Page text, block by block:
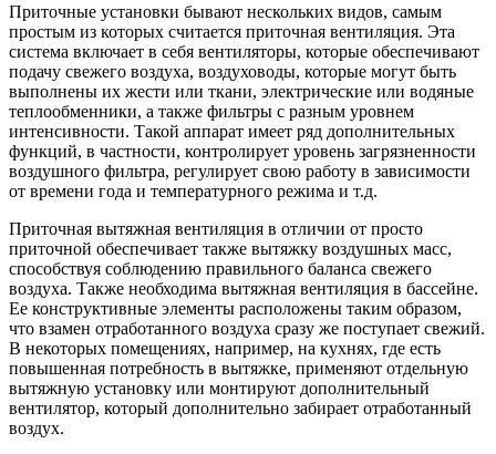
Приточные установки бывают нескольких видов, самым
простым из которых считается приточная вентиляция. Эта
система включает в себя вентиляторы, которые обеспечивают
подачу свежего воздуха, воздуховоды, которые могут быть
выполнены их жести или ткани, электрические или водяные
теплообменники, а также фильтры с разным уровнем
интенсивности. Такой аппарат имеет ряд дополнительных
функций, в частности, контролирует уровень загрязненности
воздушного фильтра, регулирует свою работу в зависимости
от времени года и температурного режима и т.д.
Приточная вытяжная вентиляция в отличии от просто
приточной обеспечивает также вытяжку воздушных масс,
способствуя соблюдению правильного баланса свежего
воздуха. Также необходима вытяжная вентиляция в бассейне.
Ее конструктивные элементы расположены таким образом,
что взамен отработанного воздуха сразу же поступает свежий.
В некоторых помещениях, например, на кухнях, где есть
повышенная потребность в вытяжке, применяют отдельную
вытяжную установку или монтируют дополнительный
вентилятор, который дополнительно забирает отработанный
воздух.